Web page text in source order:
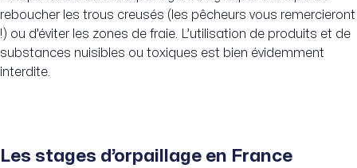
reboucher les trous creusés (les pêcheurs vous remercieront
!) ou d’éviter les zones de fraie. L’utilisation de produits et de
substances nuisibles ou toxiques est bien évidemment
interdite.
Les stages d’orpaillage en France